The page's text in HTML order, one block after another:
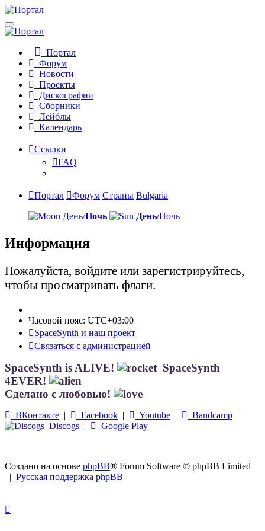
Портал
Форум
Новости
Проекты
Дискографии
Сборники
Лейблы
Календарь
Ссылки
FAQ
Портал Форум Страны Bulgaria
День/Ночь День/Ночь
Информация
Пожалуйста, войдите или зарегистрируйтесь,
чтобы просматривать флаги.
Часовой пояс: UTC+03:00
SpaceSynth и наш проект
Связаться с администрацией
SpaceSynth is ALIVE!
SpaceSynth
4EVER!
Сделано с любовью!
ВКонтакте | Facebook | Youtube | Bandcamp |
Discogs | Google Play
Создано на основе phpBB® Forum Software © phpBB Limited
| Русская поддержка phpBB